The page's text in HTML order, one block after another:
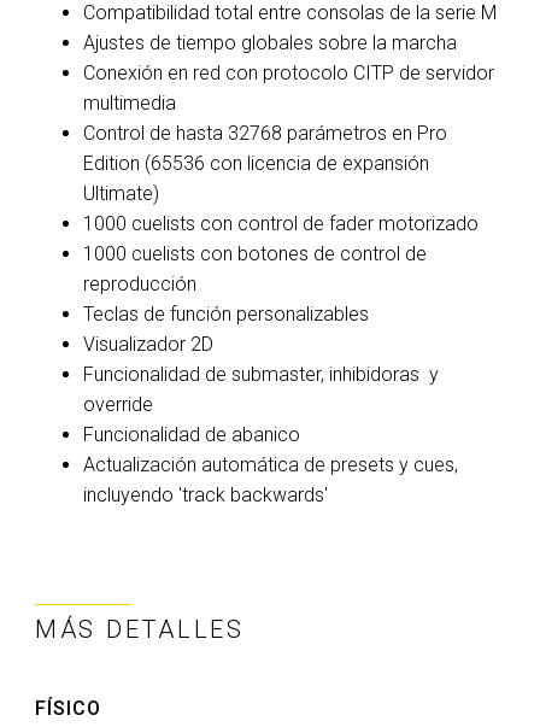
Compatibilidad total entre consolas de la serie M
Ajustes de tiempo globales sobre la marcha
Conexión en red con protocolo CITP de servidor
multimedia
Control de hasta 32768 parámetros en Pro
Edition (65536 con licencia de expansión
Ultimate)
1000 cuelists con control de fader motorizado
1000 cuelists con botones de control de
reproducción
Teclas de función personalizables
Visualizador 2D
Funcionalidad de submaster, inhibidoras y
override
Funcionalidad de abanico
Actualización automática de presets y cues,
incluyendo 'track backwards'
MÁS DETALLES
FÍSICO